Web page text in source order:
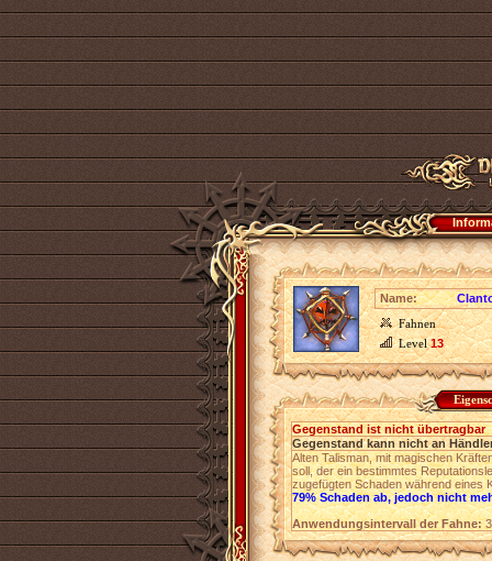
Name:
Fahnen
Level13
Gegenstand ist nicht übertragbar
Gegenstand kann nicht an
Alten Talisman, mit magischen
soll, der ein bestimmtes
zugefügten Schaden während eines
79% Schaden ab, jedoch nicht
Anwendungsintervall der Fahne:3